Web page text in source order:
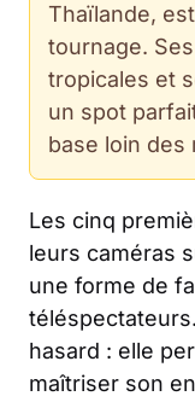
Thaïlande,
tournage.
tropicales et
un spot
base loin des
Les cinq
leurs caméras
une forme de
hasard : elle
maîtriser son